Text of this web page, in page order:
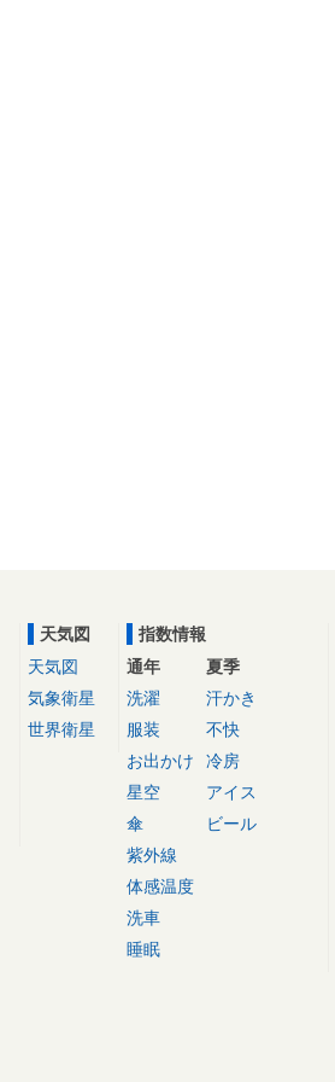
天気図
天気図
気象衛星
世界衛星
指数情報
通年
洗濯
服装
お出かけ
星空
傘
紫外線
体感温度
洗車
睡眠
夏季
汗かき
不快
冷房
アイス
ビール